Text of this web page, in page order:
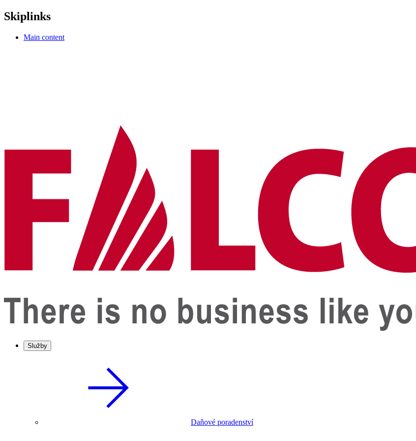
Skiplinks
Main content
Služby
Daňové poradenství